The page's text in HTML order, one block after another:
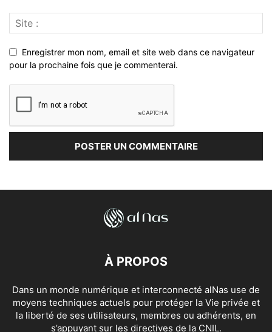
Enregistrer mon nom, email et site web dans ce navigateur
pour la prochaine fois que je commenterai.
À PROPOS
Dans un monde numérique et interconnecté alNas use de
moyens techniques actuels pour protéger la Vie privée et
la liberté de ses utilisateurs, membres ou adhérents, en
s’appuyant sur les directives de la CNIL.